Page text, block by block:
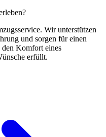
Wir unterstützen
und sorgen für einen
Komfort eines
erfüllt.